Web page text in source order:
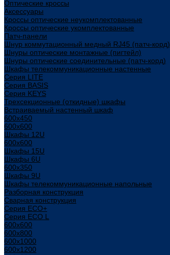
Оптические кроссы
Аксессуары
Кроссы оптические неукомплектованные
Кроссы оптические укомплектованные
Патч-панели
Шнур коммутационный медный RJ45 (патч-корд)
Шнуры оптические монтажные (пигтейл)
Шнуры оптические соединительные (патч-корд)
Шкафы телекоммуникационные настенные
Cерия LITE
Cерия BASIS
Cерия KEYS
Трехсекционные (откидные) шкафы
Встраиваемый настенный шкаф
600x450
600x600
Шкафы 12U
600x600
Шкафы 15U
Шкафы 6U
600x350
Шкафы 9U
Шкафы телекоммуникационные напольные
Разборная конструкция
Сварная конструкция
Серия ECO+
Серия ECO L
600x600
600x800
600х1000
600х1200